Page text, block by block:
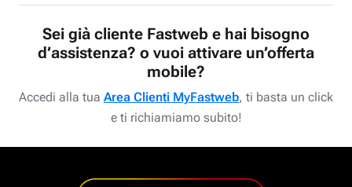
Sei già cliente Fastweb e hai bisogno
d’assistenza? o vuoi attivare un’offerta
mobile?
Accedi alla tua Area Clienti MyFastweb, ti basta un click
e ti richiamiamo subito!